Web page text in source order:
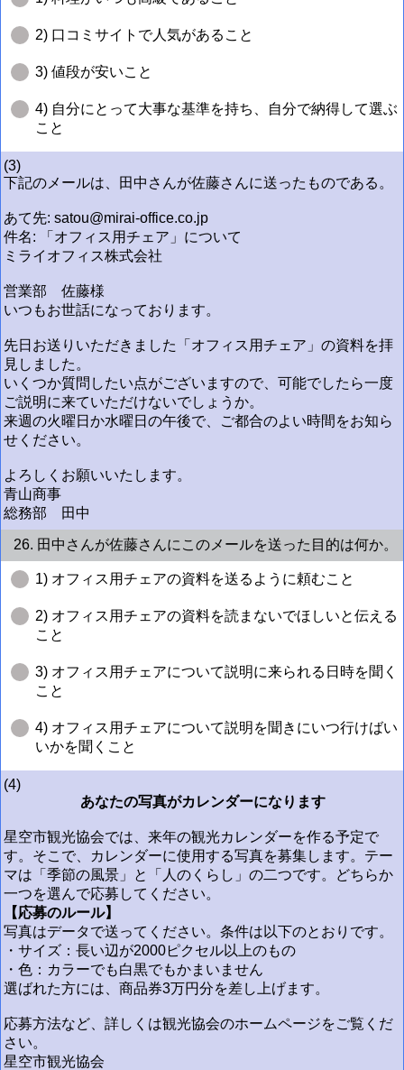
2) 口コミサイトで人気があること
3) 値段が安いこと
4) 自分にとって大事な基準を持ち、自分で納得して選ぶ
こと
(3)
下記のメールは、田中さんが佐藤さんに送ったものである。
あて先: satou@mirai-office.co.jp
件名: 「オフィス用チェア」について
ミライオフィス株式会社
営業部 佐藤様
いつもお世話になっております。
先日お送りいただきました「オフィス用チェア」の資料を拝
見しました。
いくつか質問したい点がございますので、可能でしたら一度
ご説明に来ていただけないでしょうか。
来週の火曜日か水曜日の午後で、ご都合のよい時間をお知ら
せください。
よろしくお願いいたします。
青山商事
総務部 田中
26. 田中さんが佐藤さんにこのメールを送った目的は何か。
1) オフィス用チェアの資料を送るように頼むこと
2) オフィス用チェアの資料を読まないでほしいと伝える
こと
3) オフィス用チェアについて説明に来られる日時を聞く
こと
4) オフィス用チェアについて説明を聞きにいつ行けばい
いかを聞くこと
(4)
あなたの写真がカレンダーになります
星空市観光協会では、来年の観光カレンダーを作る予定で
す。そこで、カレンダーに使用する写真を募集します。テー
マは「季節の風景」と「人のくらし」の二つです。どちらか
一つを選んで応募してください。
【応募のルール】
写真はデータで送ってください。条件は以下のとおりです。
・サイズ：長い辺が2000ピクセル以上のもの
・色：カラーでも白黒でもかまいません
選ばれた方には、商品券3万円分を差し上げます。
応募方法など、詳しくは観光協会のホームページをご覧くだ
さい。
星空市観光協会